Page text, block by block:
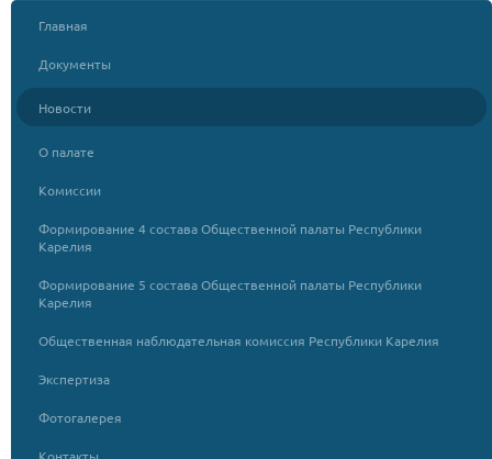
Главная
Документы
Новости
О палате
Комиссии
Формирование 4 состава Общественной палаты Республики
Карелия
Формирование 5 состава Общественной палаты Республики
Карелия
Общественная наблюдательная комиссия Республики Карелия
Экспертиза
Фотогалерея